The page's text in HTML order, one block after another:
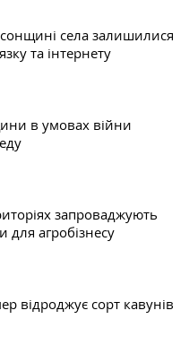
села залишилися
та інтернету
в умовах війни
запроваджують
для агробізнесу
відроджує сорт кавунів